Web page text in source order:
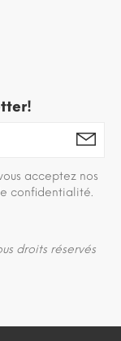
acceptez nos
confidentialité.
droits réservés